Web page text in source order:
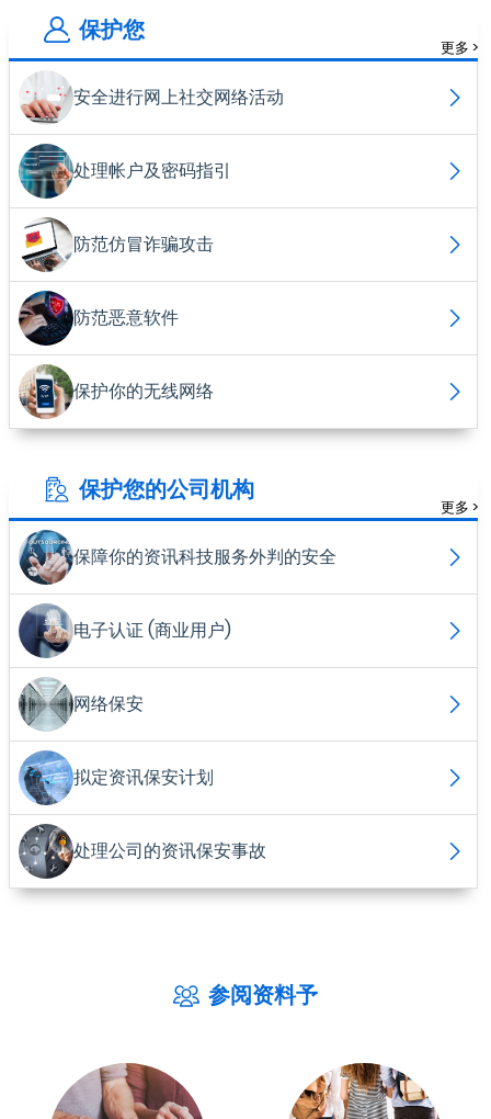
保护您
更多 >
安全进行网上社交网络活动
处理帐户及密码指引
防范仿冒诈骗攻击
防范恶意软件
保护你的无线网络
保护您的公司机构
更多 >
保障你的资讯科技服务外判的安全
电子认证 (商业用户)
网络保安
拟定资讯保安计划
处理公司的资讯保安事故
参阅资料予